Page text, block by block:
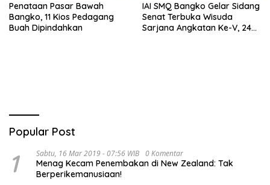
Penataan Pasar Bawah
Bangko, 11 Kios Pedagang
Buah Dipindahkan
IAI SMQ Bangko Gelar Sidang
Senat Terbuka Wisuda
Sarjana Angkatan Ke-V, 243
Popular Post
1 Sabtu, 16 Mar 2019 - 07:56 WIB 0 Komentar
Menag Kecam Penembakan di New Zealand: Tak
Berperikemanusiaan!